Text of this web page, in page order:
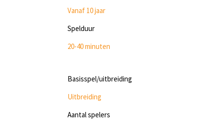
Vanaf 10 jaar
Spelduur
20-40 minuten
Basisspel/uitbreiding
Uitbreiding
Aantal spelers